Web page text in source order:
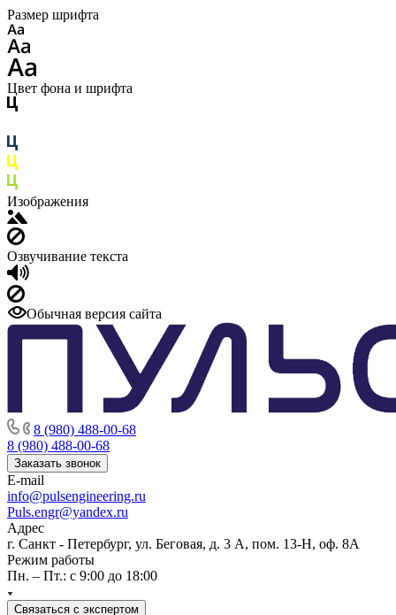
Размер шрифта
Цвет фона и шрифта
Изображения
Озвучивание текста
Обычная версия сайта
8 (980) 488-00-68
8 (980) 488-00-68
Заказать звонок
E-mail
info@pulsengineering.ru
Puls.engr@yandex.ru
Адрес
г. Санкт - Петербург, ул. Беговая, д. 3 А, пом. 13-Н, оф. 8А
Режим работы
Пн. – Пт.: с 9:00 до 18:00
Связаться с экспертом